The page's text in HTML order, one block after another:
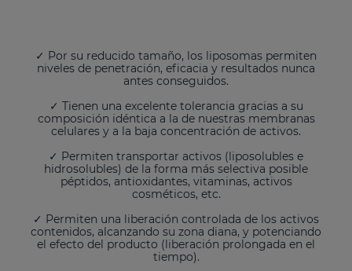
✓ Por su reducido tamaño, los liposomas permiten
niveles de penetración, eficacia y resultados nunca
antes conseguidos.
✓ Tienen una excelente tolerancia gracias a su
composición idéntica a la de nuestras membranas
celulares y a la baja concentración de activos.
✓ Permiten transportar activos (liposolubles e
hidrosolubles) de la forma más selectiva posible
péptidos, antioxidantes, vitaminas, activos
cosméticos, etc.
✓ Permiten una liberación controlada de los activos
contenidos, alcanzando su zona diana, y potenciando
el efecto del producto (liberación prolongada en el
tiempo).